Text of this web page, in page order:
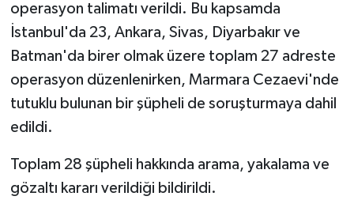
operasyon talimatı verildi. Bu kapsamda
İstanbul'da 23, Ankara, Sivas, Diyarbakır ve
Batman'da birer olmak üzere toplam 27 adreste
operasyon düzenlenirken, Marmara Cezaevi'nde
tutuklu bulunan bir şüpheli de soruşturmaya dahil
edildi.
Toplam 28 şüpheli hakkında arama, yakalama ve
gözaltı kararı verildiği bildirildi.